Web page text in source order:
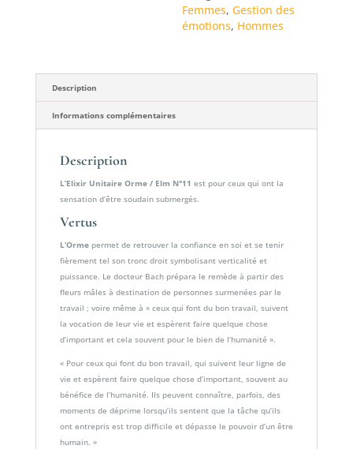
/
Elm
Femmes, Gestion des
émotions, Hommes
Description
Informations complémentaires
Description
L’Elixir Unitaire Orme / Elm N°11 est pour ceux qui ont la
sensation d’être soudain submergés.
Vertus
L’Ormepermet de retrouver la confiance en soi et se tenir
fièrement tel son tronc droit symbolisant verticalité et
puissance. Le docteur Bach prépara le remède à partir des
fleurs mâles à destination de personnes surmenées par le
travail ; voire même à « ceux qui font du bon travail, suivent
la vocation de leur vie et espèrent faire quelque chose
d’important et cela souvent pour le bien de l’humanité ».
« Pour ceux qui font du bon travail, qui suivent leur ligne de
vie et espèrent faire quelque chose d’important, souvent au
bénéfice de l’humanité. Ils peuvent connaître, parfois, des
moments de déprime lorsqu’ils sentent que la tâche qu’ils
ont entrepris est trop difficile et dépasse le pouvoir d’un être
humain. »